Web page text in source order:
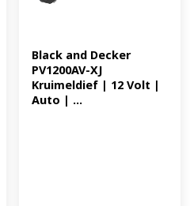
Black and Decker
PV1200AV-XJ
Kruimeldief | 12 Volt |
Auto | ...